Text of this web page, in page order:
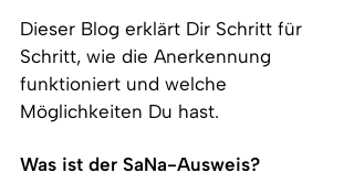
Dieser Blog erklärt Dir Schritt für
Schritt, wie die Anerkennung
funktioniert und welche
Möglichkeiten Du hast.
Was ist der SaNa-Ausweis?